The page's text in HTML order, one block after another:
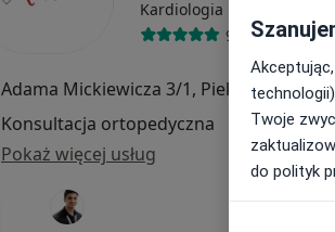
Kardiologia
968 opinii
Adama Mickiewicza 3/1, Piekary Śląskie•
Konsultacja ortopedyczna
Pokaż więcej usług
Twoje
do polityk